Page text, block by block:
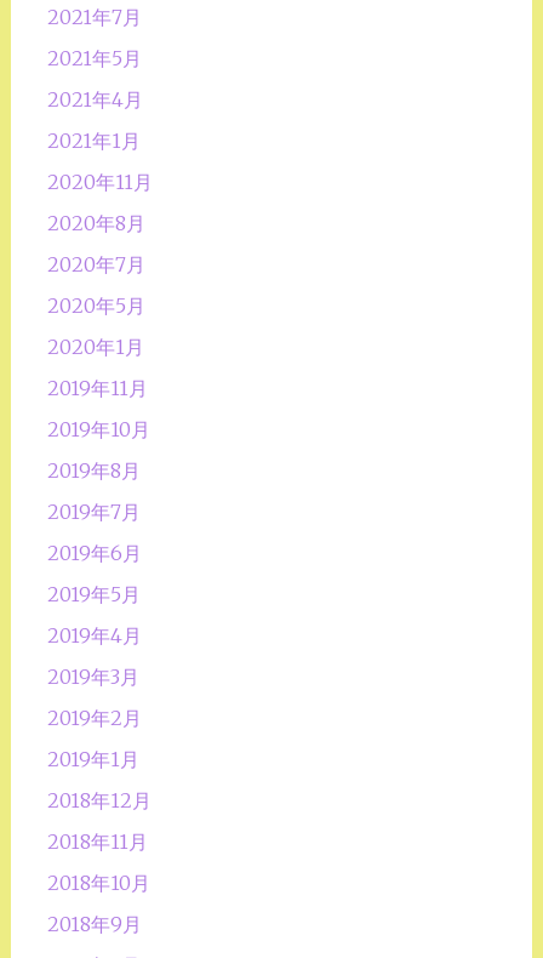
2021年7月
2021年5月
2021年4月
2021年1月
2020年11月
2020年8月
2020年7月
2020年5月
2020年1月
2019年11月
2019年10月
2019年8月
2019年7月
2019年6月
2019年5月
2019年4月
2019年3月
2019年2月
2019年1月
2018年12月
2018年11月
2018年10月
2018年9月